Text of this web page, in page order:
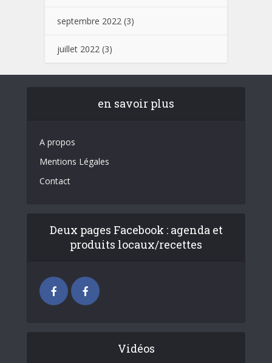
septembre 2022 (3)
juillet 2022 (3)
en savoir plus
A propos
Mentions Légales
Contact
Deux pages Facebook : agenda et
produits locaux/recettes
Vidéos